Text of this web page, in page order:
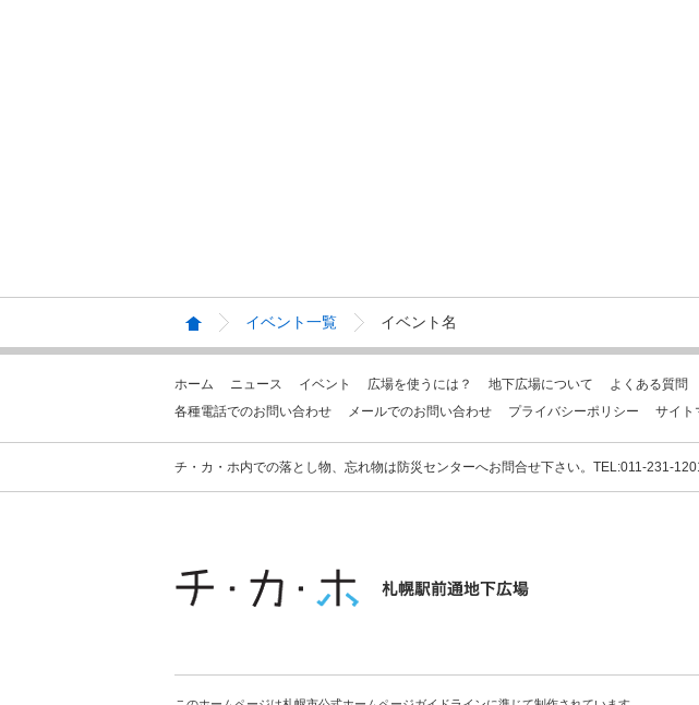
イベント一覧 イベント名
ホーム ニュース イベント 広場を使うには？ 地下広場について よくある質問
各種電話でのお問い合わせ
メールでのお問い合わせ プライバシーポリシー サイト
チ・カ・ホ内での落とし物、忘れ物は防災センターへお問合せ下さい。TEL:011-231-